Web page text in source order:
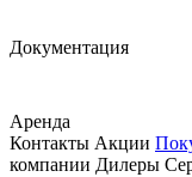
Документация
Аренда
Контакты Акции
компании Дилеры